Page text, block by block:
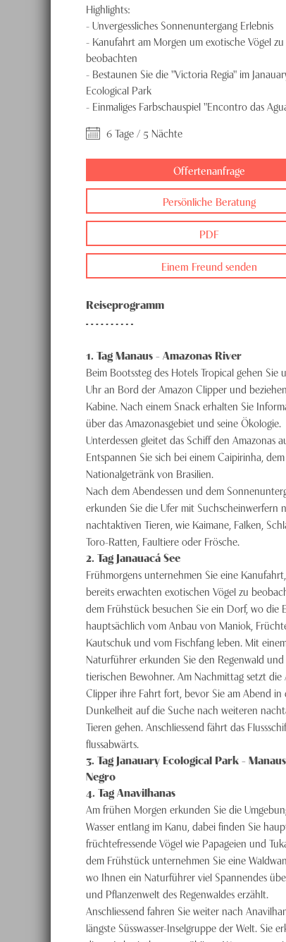
Highlights:
-Unvergessliches Sonnenuntergang Erlebnis
- Kanufahrt am Morgen um exotische Vögel zu
beobachten
- Bestaunen Sie die "Victoria Regia" im
Ecological Park
- Einmaliges Farbschauspiel "Encontro das
6 Tage / 5 Nächte
Offertenanfrage
Persönliche Beratung
PDF
Einem Freund senden
Reiseprogramm
1. TagManaus - Amazonas River
Beim Bootssteg des Hotels Tropical gehen Sie
Uhr an Bord der Amazon Clipper und
Kabine. Nach einem Snack erhalten Sie
über das Amazonasgebiet und seine Ökologie.
Unterdessen gleitet das Schiff den Amazonas
Entspannen Sie sich bei einem Caipirinha, dem
Nationalgetränk von Brasilien.
Nach dem Abendessen und dem
erkunden Sie die Ufer mit Suchscheinwerfern
nachtaktiven Tieren, wie Kaimane, Falken,
Toro-Ratten, Faultiere oder Frösche.
2. Tag Janauacá See
Frühmorgens unternehmen Sie eine
bereits erwachten exotischen Vögel zu
dem Frühstück besuchen Sie ein Dorf, wo die
hauptsächlich vom Anbau von Maniok,
Kautschuk und vom Fischfang leben. Mit
Naturführer erkunden Sie den Regenwald und
tierischen Bewohner. Am Nachmittag setzt die
Clipper ihre Fahrt fort, bevor Sie am Abend in
Dunkelheit auf die Suche nach weiteren
Tieren gehen. Anschliessend fährt das
flussabwärts.
3. Tag Janauary Ecological Park -
Negro
4. TagAnavilhanas
Am frühen Morgen erkunden Sie die
Wasser entlang im Kanu, dabei finden Sie
früchtefressende Vögel wie Papageien und
dem Frühstück unternehmen Sie eine
wo Ihnen ein Naturführer viel Spannendes
und Pflanzenwelt des Regenwaldes erzählt.
Anschliessend fahren Sie weiter nach
längste Süsswasser-Inselgruppe der Welt. Sie